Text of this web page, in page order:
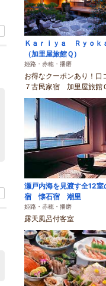
Ｋａｒｉｙａ Ｒｙｏ
（加里屋旅館Ｑ）
姫路・赤穂・播磨
お得なクーポンあり！口
７古民家宿 加里屋旅館
瀬戸内海を見渡す全12室
宿 懐石宿 潮里
姫路・赤穂・播磨
露天風呂付客室